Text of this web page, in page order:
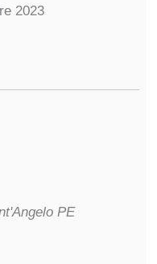
2023
PE